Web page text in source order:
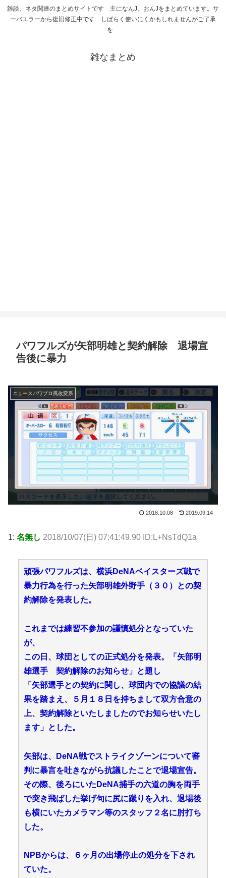
雑談、ネタ関連のまとめサイトです 主になんJ、おんJをまとめています。サ
ーバエラーから復旧修正中です しばらく使いにくかもしれませんがご了承
を
雑なまとめ
パワフルズが矢部明雄と契約解除 退場宣
告後に暴力
ニュースパワプロ風改変系
2018.10.08 2019.09.14
1: 名無し 2018/10/07(日) 07:41:49.90 ID:L+NsTdQ1a
頑張パワフルズは、横浜DeNAベイスターズ戦で
暴力行為を行った矢部明雄外野手（３０）との契
約解除を発表した。
これまでは練習不参加の謹慎処分となっていた
が、
この日、球団としての正式処分を発表。「矢部明
雄選手 契約解除のお知らせ」と題し
「矢部選手との契約に関し、球団内での協議の結
果を踏まえ、５月１８日を持ちまして双方合意の
上、契約解除といたしましたのでお知らせいたし
ます」とした。
矢部は、DeNA戦でストライクゾーンについて審
判に暴言を吐きながら抗議したことで退場宣告。
その際、後ろにいたDeNA捕手の六道の胸を両手
で突き飛ばした挙げ句に尻に蹴りを入れ、退場後
も横にいたカメラマン等のスタッフ２名に肘打ち
した。
NPBからは、６ヶ月の出場停止の処分を下され
ていた。